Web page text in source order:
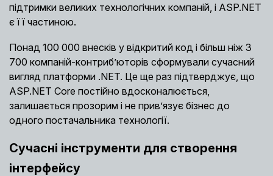
підтримки великих технологічних компаній, і ASP.NET
є її частиною.
Понад 100 000 внесків у відкритий код і більш ніж 3
700 компаній-контриб’юторів сформували сучасний
вигляд платформи .NET. Це ще раз підтверджує, що
ASP.NET Core постійно вдосконалюється,
залишається прозорим і не прив’язує бізнес до
одного постачальника технології.
Сучасні інструменти для створення
інтерфейсу